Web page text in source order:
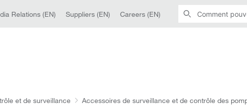
Relations (EN) Suppliers (EN) Careers (EN)
et de surveillance Accessoires de surveillance et de contrôle des